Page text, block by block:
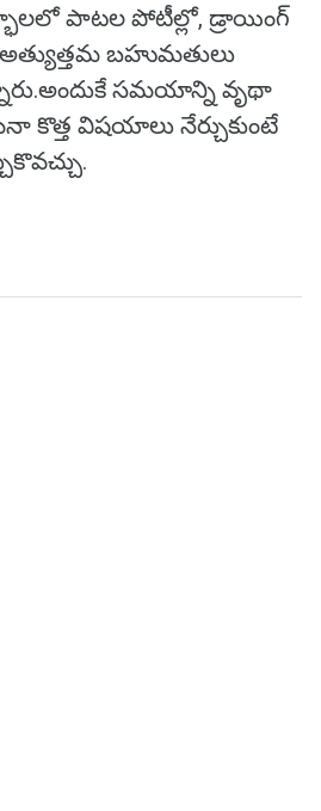
పాటల పోటీల్లో, డ్రాయింగ్
బహుమతులు
సమయాన్ని వృథా
కొత్త విషయాలు నేర్చుకుంటే